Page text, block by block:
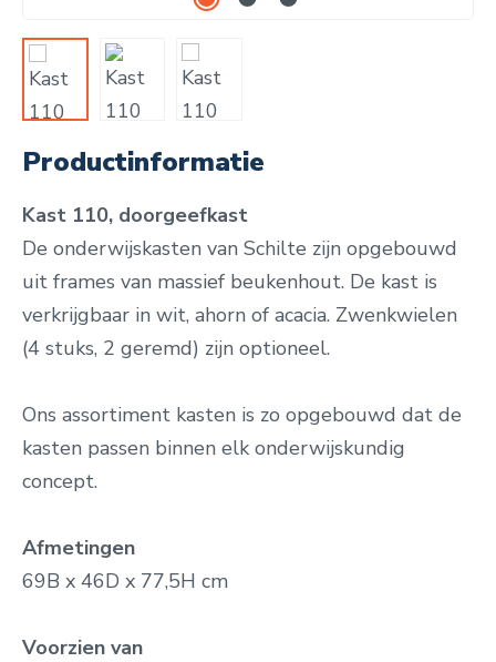
Productinformatie
Kast 110, doorgeefkast
De onderwijskasten van Schilte zijn opgebouwd
uit frames van massief beukenhout. De kast is
verkrijgbaar in wit, ahorn of acacia. Zwenkwielen
(4 stuks, 2 geremd) zijn optioneel.
Ons assortiment kasten is zo opgebouwd dat de
kasten passen binnen elk onderwijskundig
concept.
Afmetingen
69B x 46D x 77,5H cm
Voorzien van